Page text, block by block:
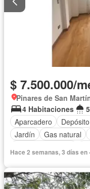
$ 7.500.000/
Pinares de San
4 Habitaciones
Aparcadero
Depósito
Jardín
Gas natural
Hace 2 semanas, 3 días